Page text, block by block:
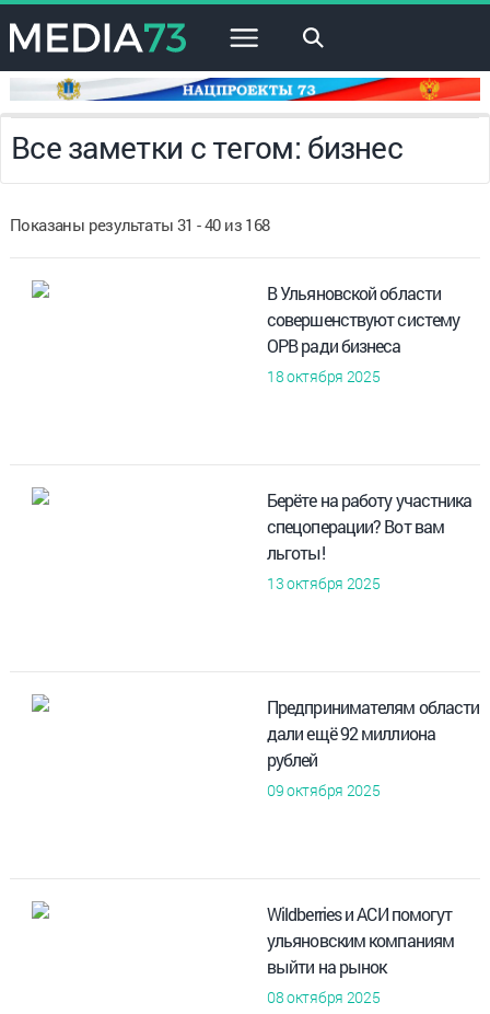
×
Все заметки с тегом: бизнес
Показаны результаты 31 - 40 из 168
В Ульяновской области
совершенствуют систему
ОРВ ради бизнеса
18 октября 2025
Берёте на работу участника
спецоперации? Вот вам
льготы!
13 октября 2025
Предпринимателям области
дали ещё 92 миллиона
рублей
09 октября 2025
Wildberries и АСИ помогут
ульяновским компаниям
выйти на рынок
08 октября 2025